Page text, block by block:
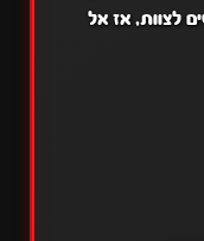
לצוות, אז אל